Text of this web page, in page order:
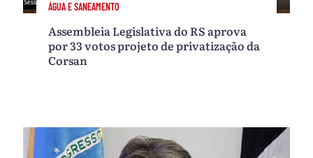
ÁGUA E SANEAMENTO
Assembleia Legislativa do RS aprova
por 33 votos projeto de privatização da
Corsan